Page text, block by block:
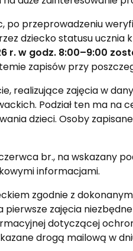
po przeprowadzeniu
dziecko statusu ucznia
r. w godz. 8:00–9:00
zapisów przy
realizujące zajęcia w
Podział ten ma
dzieci. Osoby
br., na wskazany
informacjami.
zgodnie z
pierwsze zajęcia
dotyczącej
drogą mailową w